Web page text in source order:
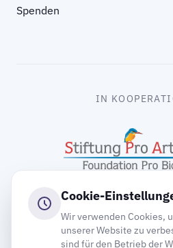
Spenden
IN
Cookie-
Wir verwenden Cookies,
unserer Website zu
sind für den Betrieb der